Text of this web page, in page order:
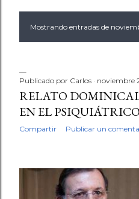
E
t
r
a
Mostrando entradas de
Publicado por Carlos noviembre
RELATO
EN EL PSIQUIÁTRICO
Compartir Publicar un